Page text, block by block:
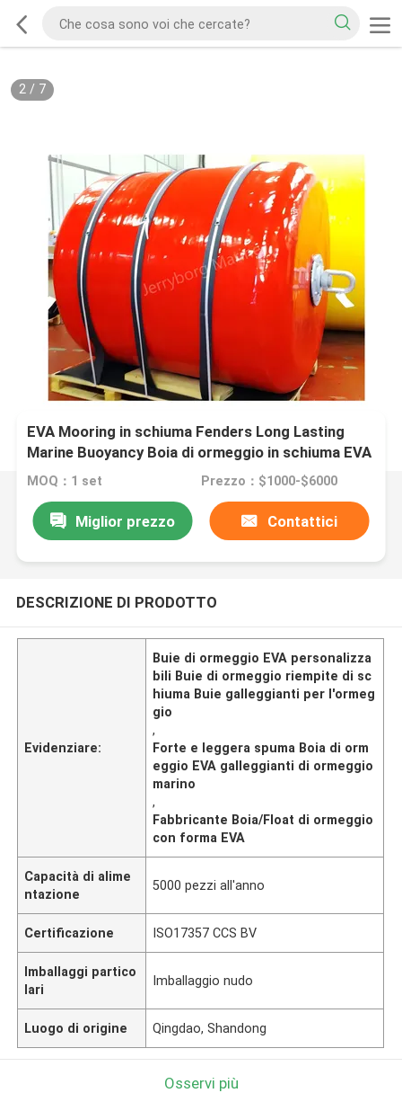
2/ 7
EVA Mooring in schiuma Fenders Long Lasting
Marine Buoyancy Boia di ormeggio in schiuma EVA
MOQ：1 set Prezzo：$1000-$6000
Miglior prezzo Contattici
DESCRIZIONE DI PRODOTTO
Evidenziare:
Buie di ormeggio EVA personalizza
bili Buie di ormeggio riempite di sc
hiuma Buie galleggianti per l'ormeg
gio
,
Forte e leggera spuma Boia di orm
eggio EVA galleggianti di ormeggio
marino
,
Fabbricante Boia/Float di ormeggio
con forma EVA
Capacità di alime
ntazione
5000 pezzi all'anno
Certificazione ISO17357 CCS BV
Imballaggi partico
lari
Imballaggio nudo
Luogo di origine Qingdao, Shandong
Osservi più